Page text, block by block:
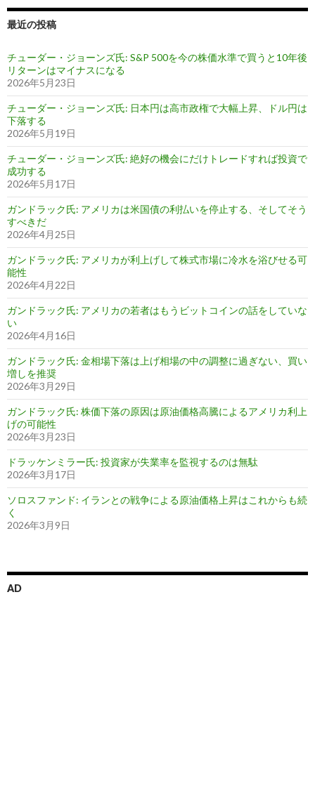
最近の投稿
チューダー・ジョーンズ氏: S&P 500を今の株価水準で買うと10年後
リターンはマイナスになる
2026年5月23日
チューダー・ジョーンズ氏: 日本円は高市政権で大幅上昇、ドル円は
下落する
2026年5月19日
チューダー・ジョーンズ氏: 絶好の機会にだけトレードすれば投資で
成功する
2026年5月17日
ガンドラック氏: アメリカは米国債の利払いを停止する、そしてそう
すべきだ
2026年4月25日
ガンドラック氏: アメリカが利上げして株式市場に冷水を浴びせる可
能性
2026年4月22日
ガンドラック氏: アメリカの若者はもうビットコインの話をしていな
い
2026年4月16日
ガンドラック氏: 金相場下落は上げ相場の中の調整に過ぎない、買い
増しを推奨
2026年3月29日
ガンドラック氏: 株価下落の原因は原油価格高騰によるアメリカ利上
げの可能性
2026年3月23日
ドラッケンミラー氏: 投資家が失業率を監視するのは無駄
2026年3月17日
ソロスファンド: イランとの戦争による原油価格上昇はこれからも続
く
2026年3月9日
AD